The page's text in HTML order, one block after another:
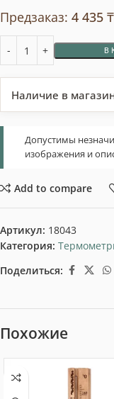
Предзаказ: 4 435 ₸
В
Наличие в
Допустимы
изображения и
Add to compare
Артикул: 18043
Категория:
Поделиться:
Похожие